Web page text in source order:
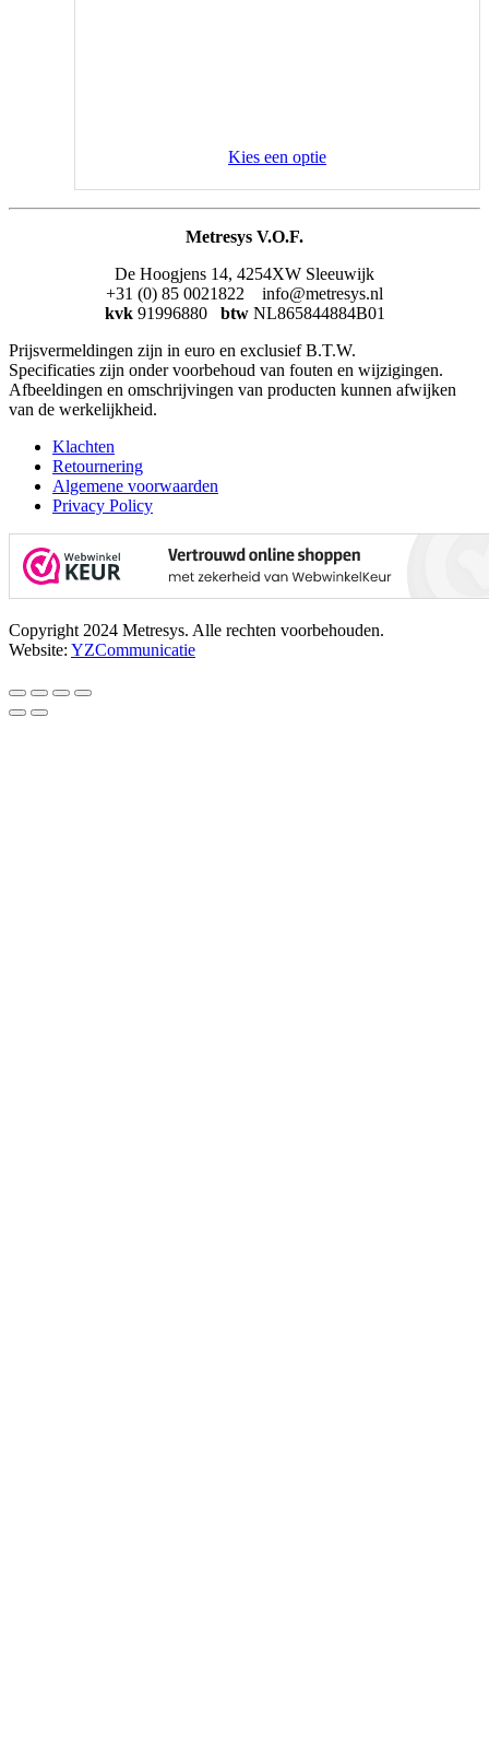
Kies een optie
Metresys V.O.F.
De Hoogjens 14, 4254XW Sleeuwijk
+31 (0) 85 0021822 info@metresys.nl
kvk 91996880 btw NL865844884B01
Prijsvermeldingen zijn in euro en exclusief B.T.W.
Specificaties zijn onder voorbehoud van fouten en wijzigingen.
Afbeeldingen en omschrijvingen van producten kunnen afwijken
van de werkelijkheid.
Klachten
Retournering
Algemene voorwaarden
Privacy Policy
Copyright 2024 Metresys. Alle rechten voorbehouden.
Website: YZCommunicatie